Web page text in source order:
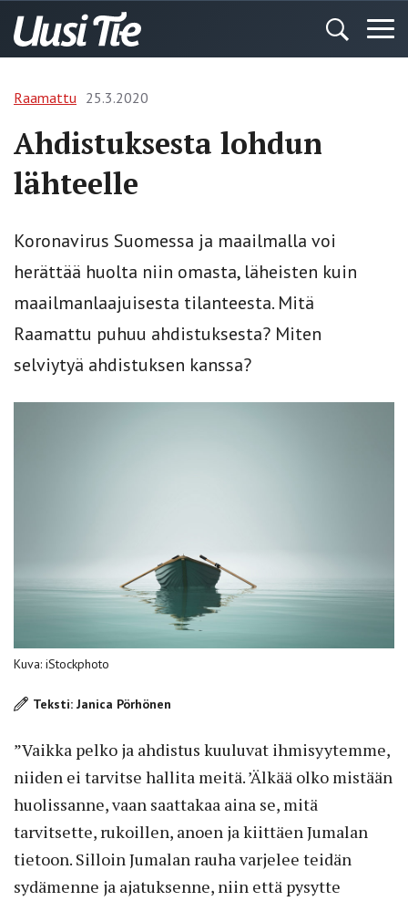
Raamattu 25.3.2020
Ahdistuksesta lohdun
lähteelle
Koronavirus Suomessa ja maailmalla voi
herättää huolta niin omasta, läheisten kuin
maailmanlaajuisesta tilanteesta. Mitä
Raamattu puhuu ahdistuksesta? Miten
selviytyä ahdistuksen kanssa?
Kuva: iStockphoto
Teksti: Janica Pörhönen
”Vaikka pelko ja ahdistus kuuluvat ihmisyytemme,
niiden ei tarvitse hallita meitä. ’Älkää olko mistään
huolissanne, vaan saattakaa aina se, mitä
tarvitsette, rukoillen, anoen ja kiittäen Jumalan
tietoon. Silloin Jumalan rauha varjelee teidän
sydämenne ja ajatuksenne, niin että pysytte